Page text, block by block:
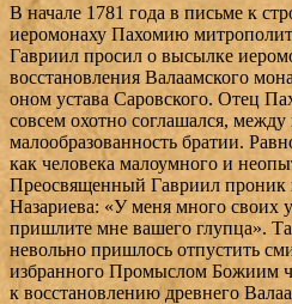
В начале 1781 года в письме к
иеромонаху Пахомию
Гавриил просил о высылке
восстановления Валаамского
оном устава Саровского. Отец
совсем охотно соглашался,
малообразованность братии.
как человека малоумного и
Преосвященный Гавриил проник
Назариева: «У меня много
пришлите мне вашего глупца».
невольно пришлось отпустить
избранного Промыслом Божиим
к восстановлению древнего